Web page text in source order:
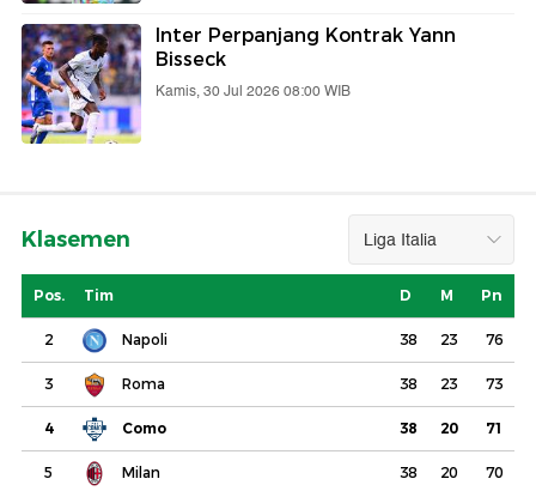
Inter Perpanjang Kontrak Yann
Bisseck
Kamis, 30 Jul 2026 08:00 WIB
Klasemen
Pos. Tim D M Pn
2 Napoli 38 23 76
3 Roma 38 23 73
4 Como 38 20 71
5 Milan 38 20 70